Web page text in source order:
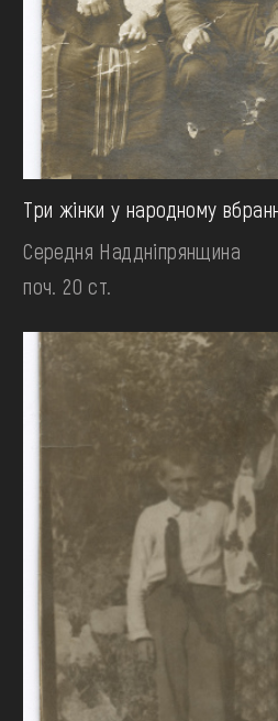
Три жінки у народному
Середня Наддніпрянщина
поч. 20 ст.